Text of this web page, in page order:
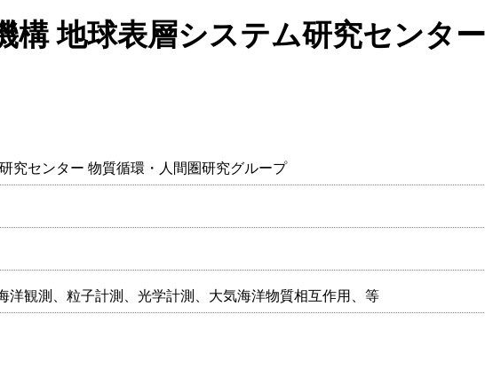
構 地球表層システム研究センタ
究センター 物質循環・人間圏研究グループ
観測、粒子計測、光学計測、大気海洋物質相互作用、等